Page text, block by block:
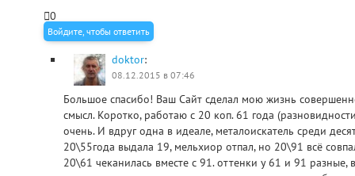
0
Войдите, чтобы ответить
doktor:
08.12.2015 в 07:46
Большое спасибо! Ваш Сайт сделал мою жизнь
смысл. Коротко, работаю с 20 коп. 61 года
очень. И вдруг одна в идеале, металоискатель среди
20\55года выдала 19, мельхиор отпал, но 20\91 всё
20\61 чеканилась вместе с 91. оттенки у 61 и 91 разные,